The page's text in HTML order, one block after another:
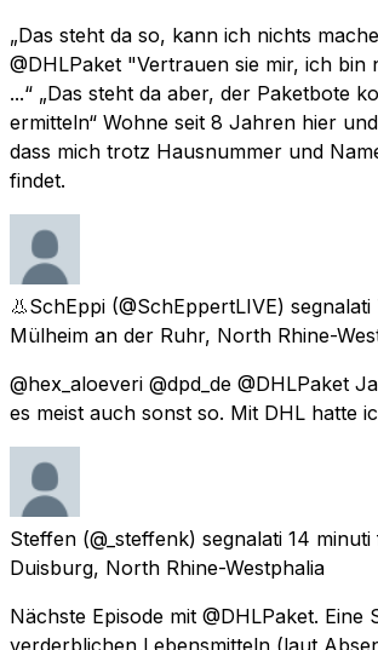
„Das steht da so, kann ich nichts
@DHLPaket "Vertrauen sie mir, ich bin
...“ „Das steht da aber, der Paketbote
ermitteln“ Wohne seit 8 Jahren hier
dass mich trotz Hausnummer und
findet.
👃SchEppi (@SchEppertLIVE) segnalati
Mülheim an der Ruhr, North Rhine-
@hex_aloeveri @dpd_de @DHLPaket
es meist auch sonst so. Mit DHL hatte
Steffen (@_steffenk) segnalati 14 minuti
Duisburg, North Rhine-Westphalia
Nächste Episode mit @DHLPaket. Eine
verderblichen Lebensmitteln (laut